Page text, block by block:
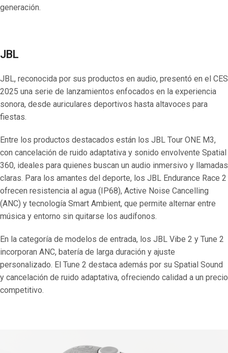
generación.
JBL
JBL, reconocida por sus productos en audio, presentó en el CES
2025 una serie de lanzamientos enfocados en la experiencia
sonora, desde auriculares deportivos hasta altavoces para
fiestas.
Entre los productos destacados están los JBL Tour ONE M3,
con cancelación de ruido adaptativa y sonido envolvente Spatial
360, ideales para quienes buscan un audio inmersivo y llamadas
claras. Para los amantes del deporte, los JBL Endurance Race 2
ofrecen resistencia al agua (IP68), Active Noise Cancelling
(ANC) y tecnología Smart Ambient, que permite alternar entre
música y entorno sin quitarse los audífonos.
En la categoría de modelos de entrada, los JBL Vibe 2 y Tune 2
incorporan ANC, batería de larga duración y ajuste
personalizado. El Tune 2 destaca además por su Spatial Sound
y cancelación de ruido adaptativa, ofreciendo calidad a un precio
competitivo.